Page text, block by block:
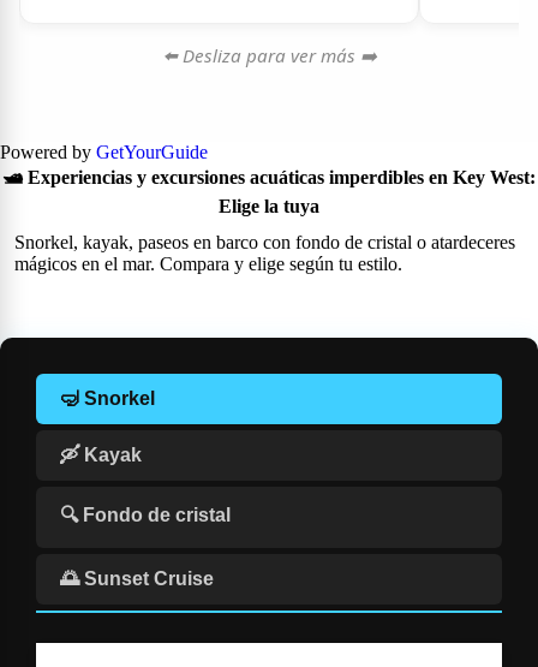
⬅️ Desliza para ver más ➡️
Powered by GetYourGuide
🛥️ Experiencias y excursiones acuáticas imperdibles en Key West:
Elige la tuya
Snorkel, kayak, paseos en barco con fondo de cristal o atardeceres
mágicos en el mar. Compara y elige según tu estilo.
🤿 Snorkel
🛶 Kayak
🔍 Fondo de cristal
🌅 Sunset Cruise